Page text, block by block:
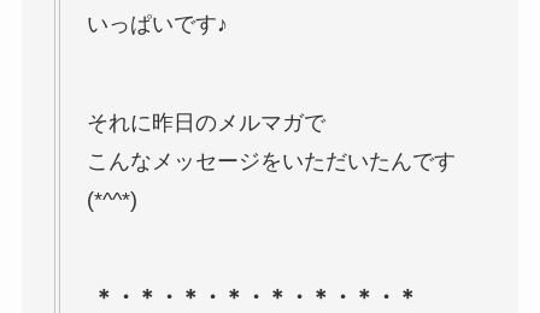
いっぱいです♪
それに昨日のメルマガで
こんなメッセージをいただいたんです
(*^^*)
＊・＊・＊・＊・＊・＊・＊・＊